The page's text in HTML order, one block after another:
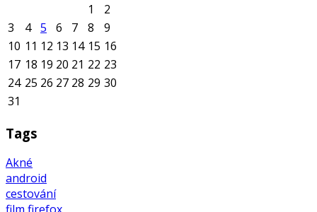
1
2
3
4 5 6 7 8
9
10 11 12 13 14 15 16
17 18 19 20 21 22 23
24 25 26 27 28 29 30
31
Tags
Akné
android
cestování